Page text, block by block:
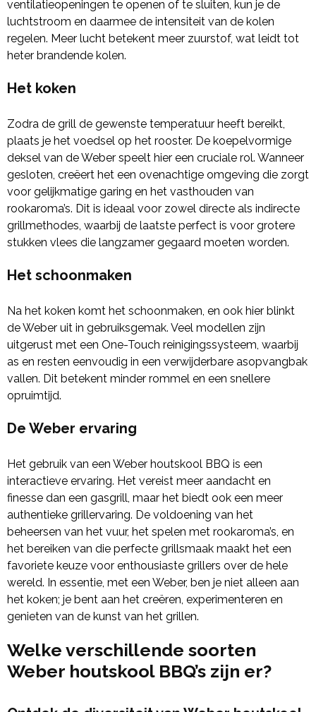
ventilatieopeningen te openen of te sluiten, kun je de
luchtstroom en daarmee de intensiteit van de kolen
regelen. Meer lucht betekent meer zuurstof, wat leidt tot
heter brandende kolen.
Het koken
Zodra de grill de gewenste temperatuur heeft bereikt,
plaats je het voedsel op het rooster. De koepelvormige
deksel van de Weber speelt hier een cruciale rol. Wanneer
gesloten, creëert het een ovenachtige omgeving die zorgt
voor gelijkmatige garing en het vasthouden van
rookaroma’s. Dit is ideaal voor zowel directe als indirecte
grillmethodes, waarbij de laatste perfect is voor grotere
stukken vlees die langzamer gegaard moeten worden.
Het schoonmaken
Na het koken komt het schoonmaken, en ook hier blinkt
de Weber uit in gebruiksgemak. Veel modellen zijn
uitgerust met een One-Touch reinigingssysteem, waarbij
as en resten eenvoudig in een verwijderbare asopvangbak
vallen. Dit betekent minder rommel en een snellere
opruimtijd.
De Weber ervaring
Het gebruik van een Weber houtskool BBQ is een
interactieve ervaring. Het vereist meer aandacht en
finesse dan een gasgrill, maar het biedt ook een meer
authentieke grillervaring. De voldoening van het
beheersen van het vuur, het spelen met rookaroma’s, en
het bereiken van die perfecte grillsmaak maakt het een
favoriete keuze voor enthousiaste grillers over de hele
wereld. In essentie, met een Weber, ben je niet alleen aan
het koken; je bent aan het creëren, experimenteren en
genieten van de kunst van het grillen.
Welke verschillende soorten
Weber houtskool BBQ’s zijn er?